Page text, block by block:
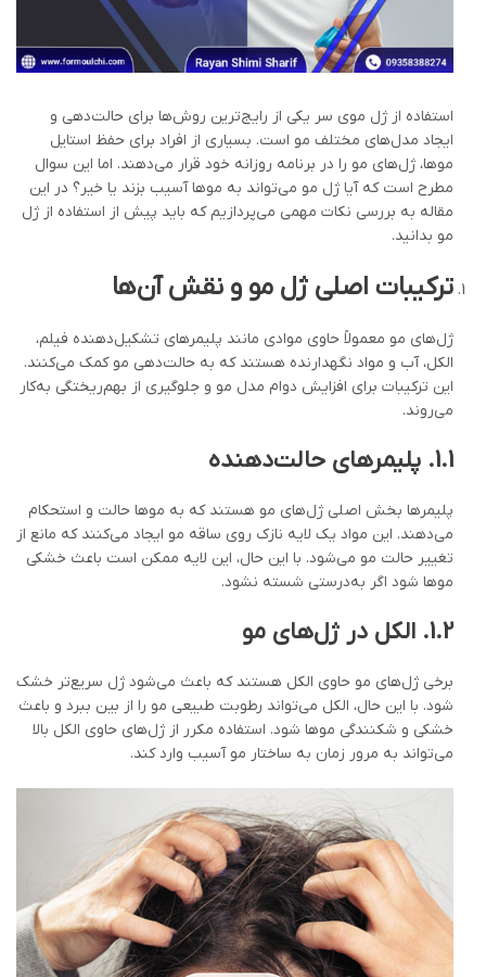
استفاده از ژل موی سر یکی از رایج‌ترین روش‌ها برای حالت‌دهی و
ایجاد مدل‌های مختلف مو است. بسیاری از افراد برای حفظ استایل
موها، ژل‌های مو را در برنامه روزانه خود قرار می‌دهند. اما این سوال
مطرح است که آیا ژل مو می‌تواند به موها آسیب بزند یا خیر؟ در این
مقاله به بررسی نکات مهمی می‌پردازیم که باید پیش از استفاده از ژل
مو بدانید.
ترکیبات اصلی ژل مو و نقش آن‌ها
ژل‌های مو معمولاً حاوی موادی مانند پلیمرهای تشکیل‌دهنده فیلم،
الکل، آب و مواد نگهدارنده هستند که به حالت‌دهی مو کمک می‌کنند.
این ترکیبات برای افزایش دوام مدل مو و جلوگیری از بهم‌ریختگی به‌کار
می‌روند.
1.1. پلیمرهای حالت‌دهنده
پلیمرها بخش اصلی ژل‌های مو هستند که به موها حالت و استحکام
می‌دهند. این مواد یک لایه نازک روی ساقه مو ایجاد می‌کنند که مانع از
تغییر حالت مو می‌شود. با این حال، این لایه ممکن است باعث خشکی
موها شود اگر به‌درستی شسته نشود.
1.2. الکل در ژل‌های مو
برخی ژل‌های مو حاوی الکل هستند که باعث می‌شود ژل سریع‌تر خشک
شود. با این حال، الکل می‌تواند رطوبت طبیعی مو را از بین ببرد و باعث
خشکی و شکنندگی موها شود. استفاده مکرر از ژل‌های حاوی الکل بالا
می‌تواند به مرور زمان به ساختار مو آسیب وارد کند.